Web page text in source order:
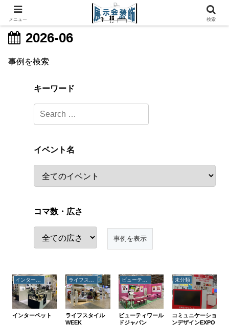
2026-06
事例を検索
キーワード
イベント名
コマ数・広さ
インターペット
ライフスタイル
WEEK
ビューティワール
ドジャパン
未分類
コミュニケーショ
ンデザインEXPO
メニュー 検索